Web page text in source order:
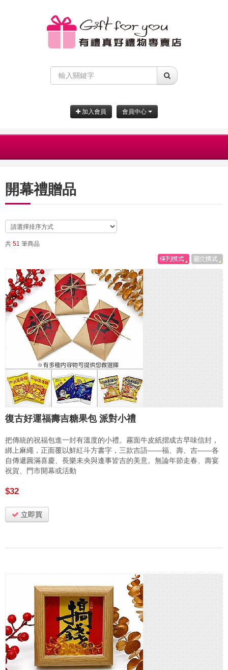
加入會員 會員中心
開幕禮贈品
共 51 筆商品
復古好運福壽吉糖果包 派對小禮
把傳統的祝福包進一封有溫度的小禮。霧面牛皮紙摺成古早味信封，
綁上麻繩，正面覆以鮮紅斗方書字，三款吉語——福、壽、吉——各
自傳遞圓滿喜慶、長樂未央與逢事皆吉的美意。無論年節走春、壽宴
祝賀、門市開幕或活動
$32
立即買